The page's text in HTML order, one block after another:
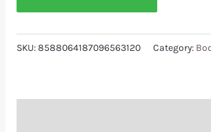
SKU:8588064187096563120 Category: